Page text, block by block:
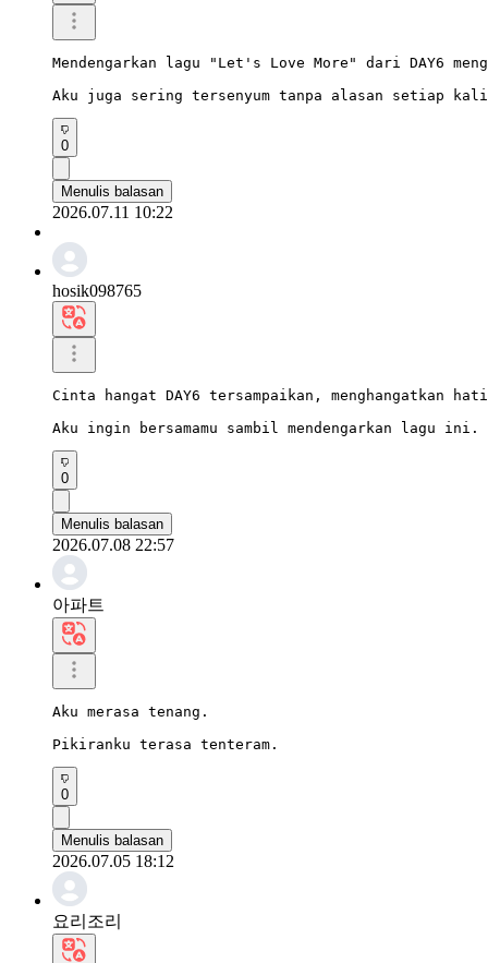
Mendengarkan lagu "Let's Love More" dari DAY6
Aku juga sering tersenyum tanpa alasan setiap
0
Menulis balasan
2026.07.11 10:22
hosik098765
Cinta hangat DAY6 tersampaikan, menghangatkan
Aku ingin bersamamu sambil mendengarkan lagu ini.
0
Menulis balasan
2026.07.08 22:57
아파트
Aku merasa tenang.
Pikiranku terasa tenteram.
0
Menulis balasan
2026.07.05 18:12
요리조리